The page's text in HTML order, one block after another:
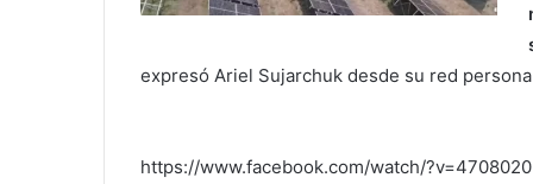
expresó Ariel Sujarchuk desde su red
https://www.facebook.com/watch/